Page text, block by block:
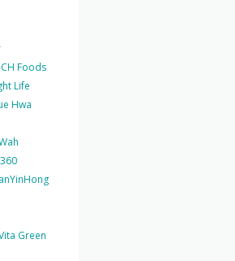
Foods
Life
Hwa
Green